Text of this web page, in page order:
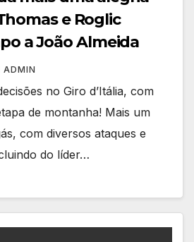
e Roglic
a João Almeida
ADMIN
no Giro d’Itália, com
de montanha! Mais um
com diversos ataques e
do líder…